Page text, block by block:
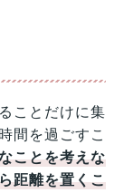
ことだけに集
間を過ごすこ
ことを考えな
距離を置くこ